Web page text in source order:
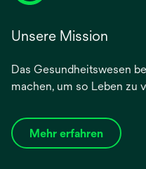
Unsere Mission
Das Gesundheitswesen
machen, um so Leben zu
Mehr erfahren